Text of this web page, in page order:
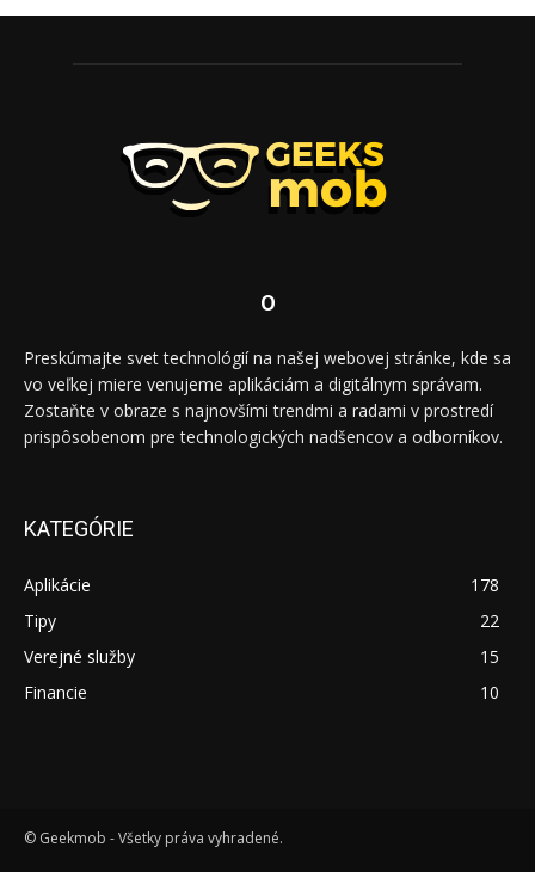
O
Preskúmajte svet technológií na našej webovej stránke, kde sa
vo veľkej miere venujeme aplikáciám a digitálnym správam.
Zostaňte v obraze s najnovšími trendmi a radami v prostredí
prispôsobenom pre technologických nadšencov a odborníkov.
KATEGÓRIE
Aplikácie
178
Tipy
22
Verejné služby
15
Financie
10
© Geekmob - Všetky práva vyhradené.